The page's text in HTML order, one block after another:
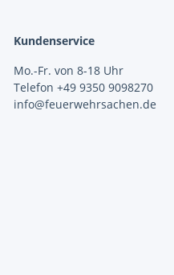
Kundenservice
Mo.-Fr. von 8-18 Uhr
Telefon +49 9350 9098270
info@feuerwehrsachen.de